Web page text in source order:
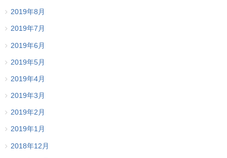
2019年8月
2019年7月
2019年6月
2019年5月
2019年4月
2019年3月
2019年2月
2019年1月
2018年12月